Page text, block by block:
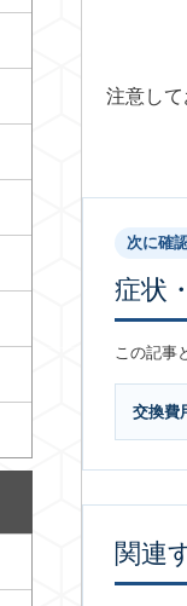
注意し
次に確
症状
この記事
交換費
関連